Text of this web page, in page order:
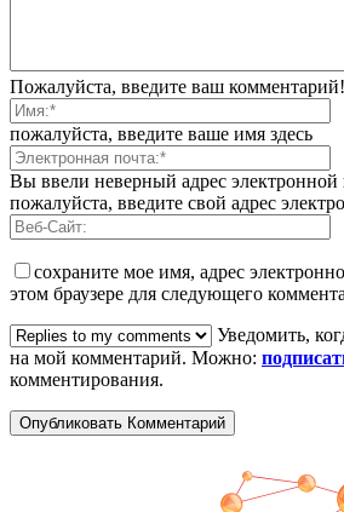
Пожалуйста, введите ваш комментарий!
пожалуйста, введите ваше имя здесь
Вы ввели неверный адрес
пожалуйста, введите свой адрес
сохраните мое имя, адрес
этом браузере для следующего
Уведомить,
на мой комментарий. Можно:
комментирования.